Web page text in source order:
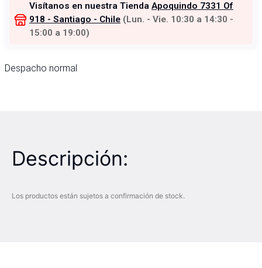
Visítanos en nuestra Tienda Apoquindo 7331 Of
918 - Santiago - Chile (Lun. - Vie. 10:30 a 14:30 -
15:00 a 19:00)
Despacho normal
Descripción:
Los productos están sujetos a confirmación de stock.